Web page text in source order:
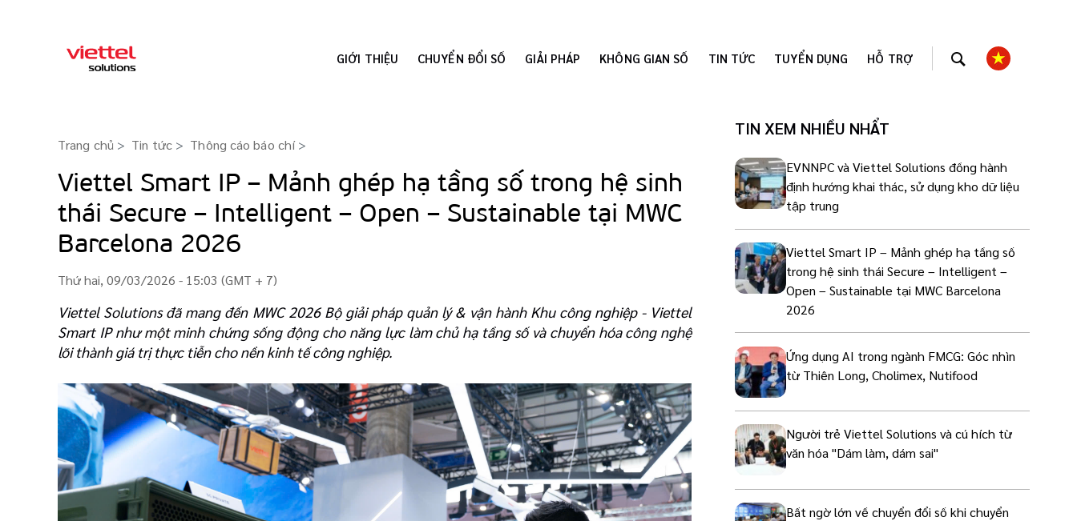
GIỚI THIỆU CHUYỂN ĐỔI SỐ GIẢI PHÁP KHÔNG GIAN SỐ TIN TỨC TUYỂN DỤNG HỖ TRỢ
Trang chủ Tin tức Thông cáo báo chí >
Viettel Smart IP – Mảnh ghép hạ tầng số trong hệ sinh
thái Secure – Intelligent – Open – Sustainable tại MWC
Barcelona 2026
Thứ hai, 09/03/2026 - 15:03 (GMT + 7)
Viettel Solutions đã mang đến MWC 2026 Bộ giải pháp quản lý & vận hành Khu công nghiệp - Viettel
Smart IP như một minh chứng sống động cho năng lực làm chủ hạ tầng số và chuyển hóa công nghệ
lõi thành giá trị thực tiễn cho nền kinh tế công nghiệp.
TIN XEM NHIỀU NHẨT
EVNNPC và Viettel Solutions đồng hành
định hướng khai thác, sử dụng kho dữ liệu
tập trung
Viettel Smart IP – Mảnh ghép hạ tầng số
trong hệ sinh thái Secure – Intelligent –
Open – Sustainable tại MWC Barcelona
2026
Ứng dụng AI trong ngành FMCG: Góc nhìn
từ Thiên Long, Cholimex, Nutifood
Người trẻ Viettel Solutions và cú hích từ
văn hóa "Dám làm, dám sai"
Bất ngờ lớn về chuyển đổi số khi chuyển